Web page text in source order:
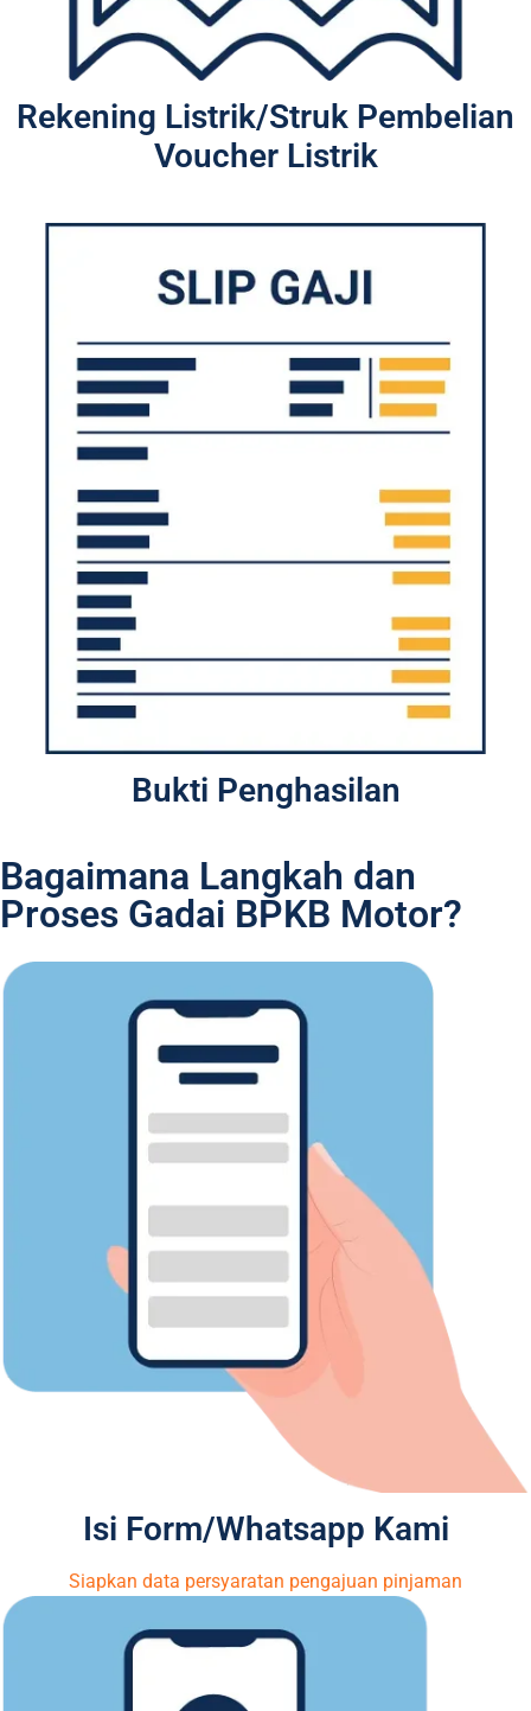
Rekening Listrik/Struk Pembelian
Voucher Listrik
Bukti Penghasilan
Bagaimana Langkah dan
Proses Gadai BPKB Motor?
Isi Form/Whatsapp Kami
Siapkan data persyaratan pengajuan pinjaman